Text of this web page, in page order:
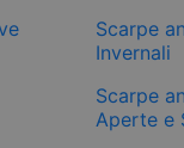
Scarpe
Invernali
Scarpe
Aperte e